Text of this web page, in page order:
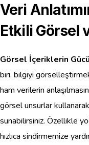
Veri
Etkili Görsel
Görsel İçeriklerin Gücü
biri, bilgiyi
ham verilerin
görsel unsurlar
sunabilirsiniz. Özellikle
hızlıca sindirmemize